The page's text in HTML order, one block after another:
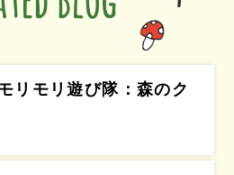
リモリ遊び隊：森のク